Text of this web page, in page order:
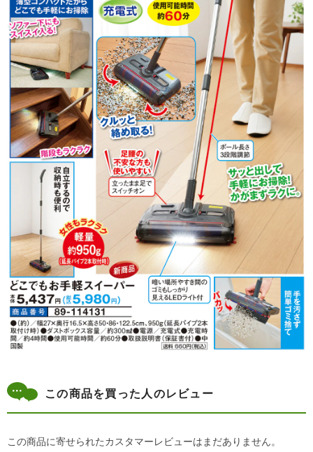
この商品を買った人のレビュー
この商品に寄せられたカスタマーレビューはまだありません。